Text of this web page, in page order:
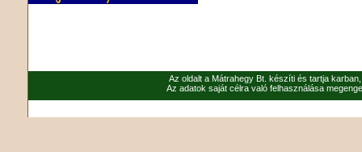
Az oldalt a Mátrahegy Bt. készíti és tartja
Az adatok saját célra való felhasználása